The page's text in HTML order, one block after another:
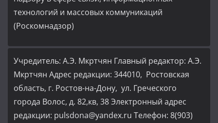
технологий и массовых коммуникаций
(Роскомнадзор)
Учредитель: А.Э. Мкртчян Главный редактор: А.Э.
Мкртчян Адрес редакции: 344010, Ростовская
область, г. Ростов-на-Дону, ул. Греческого
города Волос, д. 82,кв, 38 Электронный адрес
редакции: pulsdona@yandex.ru Телефон: 8(903)